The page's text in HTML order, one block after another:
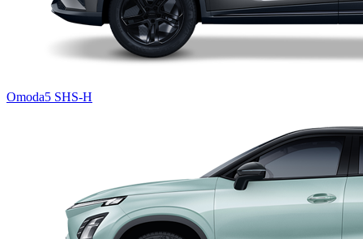
Omoda5 SHS-H